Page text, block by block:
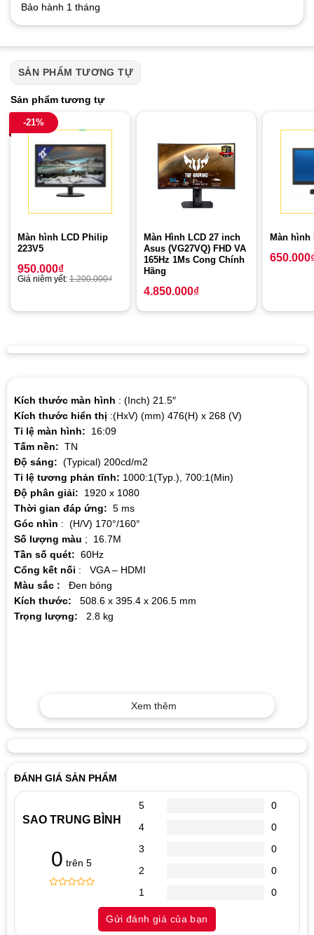
Bảo hành 1 tháng
SẢN PHẨM TƯƠNG TỰ
Sản phẩm tương tự
-21%
Màn hình LCD Philip
223V5
950.000₫
Giá niêm yết: 1.200.000₫
Màn Hình LCD 27 inch
Asus (VG27VQ) FHD VA
165Hz 1Ms Cong Chính
Hãng
4.850.000₫
Màn hình
650.000
Kích thước màn hình : (Inch) 21.5″
Kích thước hiển thị :(HxV) (mm) 476(H) x 268 (V)
Tỉ lệ màn hình:
16:09
Tấm nền: TN
Độ sáng: (Typical) 200cd/m2
Tỉ lệ tương phản tĩnh: 1000:1(Typ.), 700:1(Min)
Độ phân giải:
1920 x 1080
Thời gian đáp ứng: 5 ms
Góc nhìn : (H/V) 170°/160°
Số lượng màu ; 16.7M
Tần số quét: 60Hz
Cổng kết nối : VGA – HDMI
Màu sắc :
Đen bóng
Kích thước:
508.6 x 395.4 x 206.5 mm
Trọng lượng:
2.8 kg
Xem thêm
ĐÁNH GIÁ SẢN PHẨM
SAO TRUNG BÌNH
0 trên 5
5
0
4
0
3
0
2
0
1
0
Gửi đánh giá của bạn